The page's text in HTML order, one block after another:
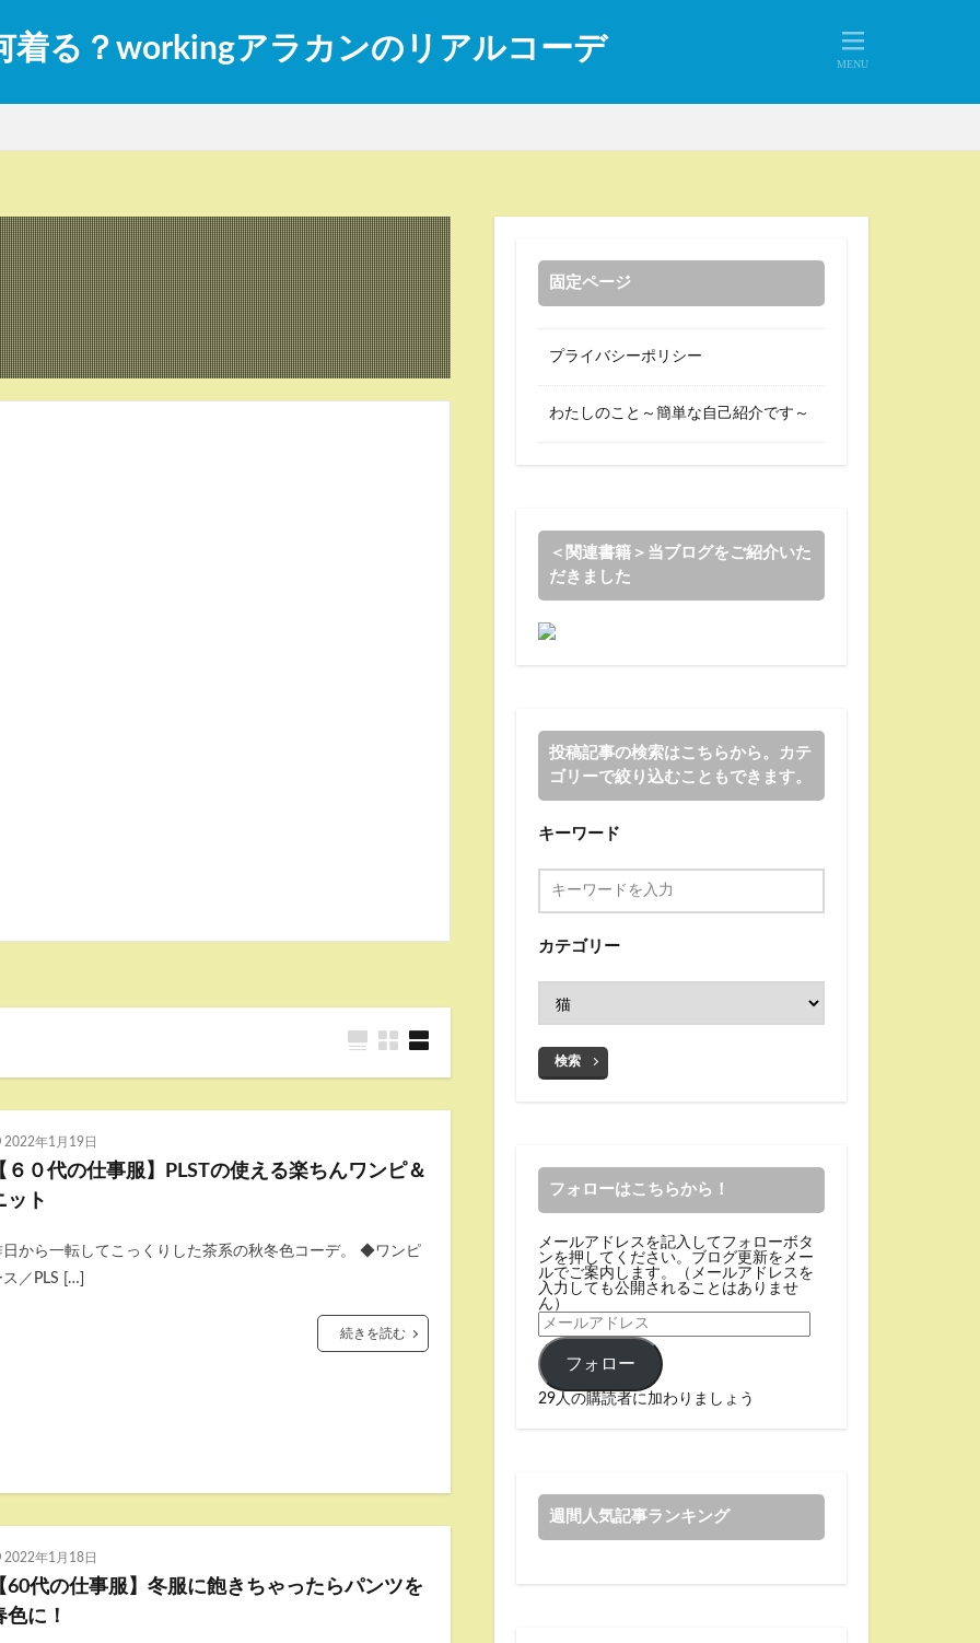
着る？workingアラカンのリアルコーデ
2022年1月19日
６０代の仕事服】PLSTの使える楽ちんワンピ＆
ット
日から一転してこっくりした茶系の秋冬色コーデ。 ◆ワンピ
ス／PLS […]
続きを読む
2022年1月18日
60代の仕事服】冬服に飽きちゃったらパンツを
色に！
固定ページ
プライバシーポリシー
わたしのこと～簡単な自己紹介です～
＜関連書籍＞当ブログをご紹介いた
だきました
投稿記事の検索はこちらから。カテ
ゴリーで絞り込むこともできます。
キーワード
カテゴリー
検索
フォローはこちらから！
メールアドレスを記入してフォローボタ
ンを押してください。ブログ更新をメー
ルでご案内します。（メールアドレスを
入力しても公開されることはありませ
ん）
フォロー
29人の購読者に加わりましょう
週間人気記事ランキング